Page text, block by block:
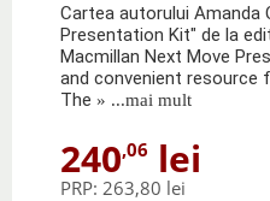
Cartea autorului Amanda
Presentation Kit" de la
Macmillan Next Move
and convenient resource
The » ...mai mult
240,06 lei
PRP: 263,80 lei